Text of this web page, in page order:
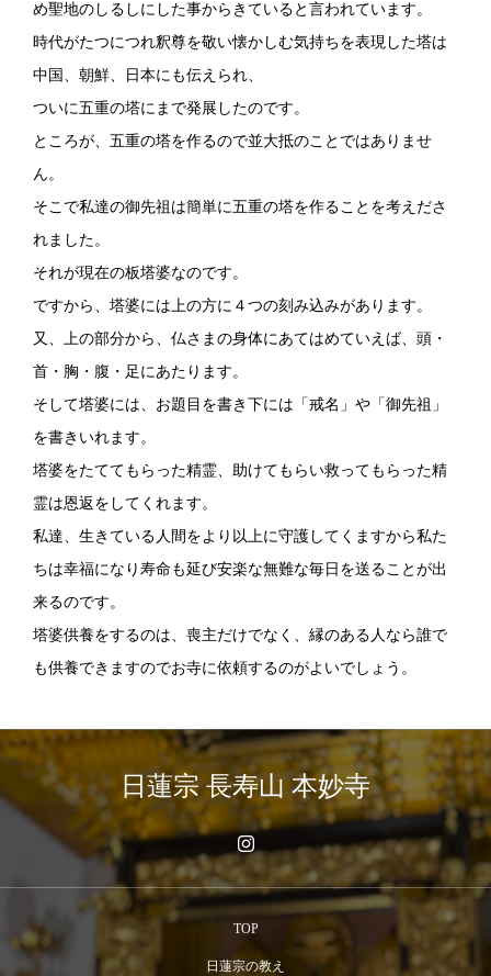
め聖地のしるしにした事からきていると言われています。
時代がたつにつれ釈尊を敬い懐かしむ気持ちを表現した塔は
中国、朝鮮、日本にも伝えられ、
ついに五重の塔にまで発展したのです。
ところが、五重の塔を作るので並大抵のことではありませ
ん。
そこで私達の御先祖は簡単に五重の塔を作ることを考えださ
れました。
それが現在の板塔婆なのです。
ですから、塔婆には上の方に４つの刻み込みがあります。
又、上の部分から、仏さまの身体にあてはめていえば、頭・
首・胸・腹・足にあたります。
そして塔婆には、お題目を書き下には「戒名」や「御先祖」
を書きいれます。
塔婆をたててもらった精霊、助けてもらい救ってもらった精
霊は恩返をしてくれます。
私達、生きている人間をより以上に守護してくますから私た
ちは幸福になり寿命も延び安楽な無難な毎日を送ることが出
来るのです。
塔婆供養をするのは、喪主だけでなく、縁のある人なら誰で
も供養できますのでお寺に依頼するのがよいでしょう。
日蓮宗 長寿山 本妙寺
TOP
日蓮宗の教え